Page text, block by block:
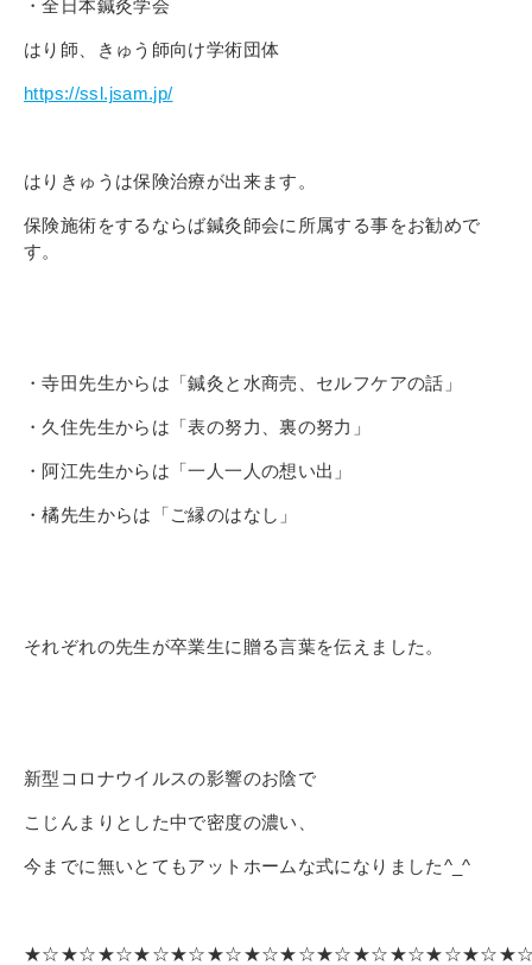
・全日本鍼灸学会
はり師、きゅう師向け学術団体
https://ssl.jsam.jp/
はりきゅうは保険治療が出来ます。
保険施術をするならば鍼灸師会に所属する事をお勧めで
す。
・寺田先生からは「鍼灸と水商売、セルフケアの話」
・久住先生からは「表の努力、裏の努力」
・阿江先生からは「一人一人の想い出」
・橘先生からは「ご縁のはなし」
それぞれの先生が卒業生に贈る言葉を伝えました。
新型コロナウイルスの影響のお陰で
こじんまりとした中で密度の濃い、
今までに無いとてもアットホームな式になりました^_^